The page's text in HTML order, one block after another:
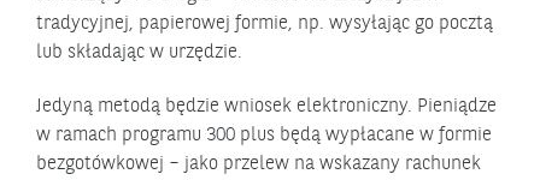
tradycyjnej, papierowej formie, np. wysyłając go pocztą
lub składając w urzędzie.
Jedyną metodą będzie wniosek elektroniczny. Pieniądze
w ramach programu 300 plus będą wypłacane w formie
bezgotówkowej – jako przelew na wskazany rachunek